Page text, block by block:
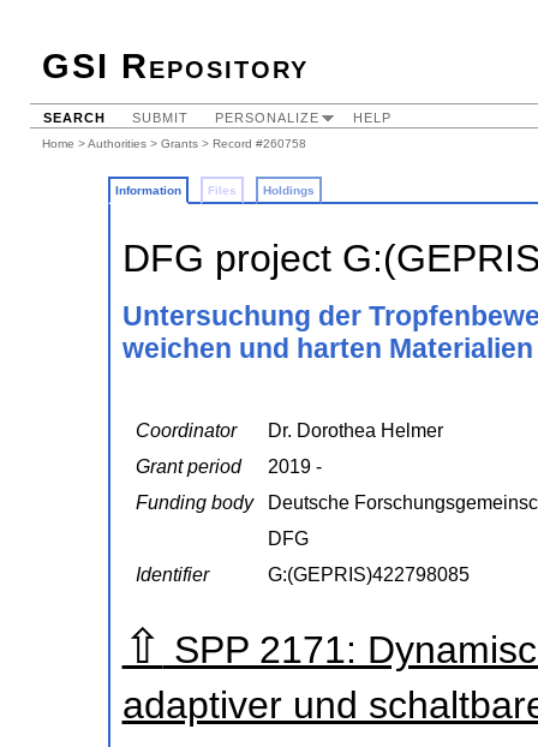
GSI Repository
SEARCH SUBMIT PERSONALIZE HELP
Home >Authorities > Grants > Record #260758
Information Files Holdings
DFG project
Untersuchung der
weichen und harten
Coordinator
Dr. Dorothea Helmer
Grant period
2019 -
Funding body
Deutsche
DFG
Identifier
G:(GEPRIS)422798085
⇧ SPP 2171:
adaptiver und